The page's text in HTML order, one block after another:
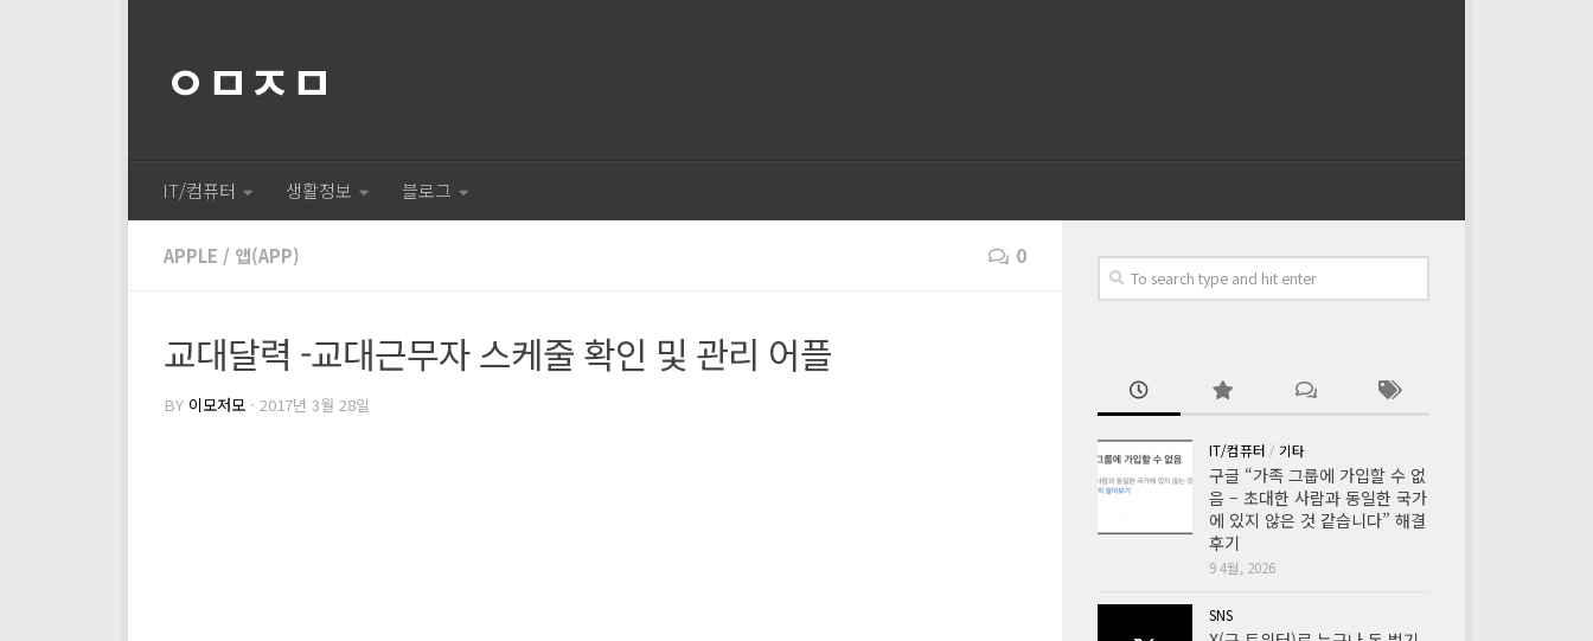
ㅇㅁㅈㅁ
IT/컴퓨터 생활정보 블로그
APPLE / 앱(APP) 0
교대달력 -교대근무자 스케줄 확인 및 관리 어플
BY 이모저모 · 2017년 3월 28일
IT/컴퓨터 / 기타
구글 “가족 그룹에 가입할 수 없
음 – 초대한 사람과 동일한 국가
에 있지 않은 것 같습니다” 해결
후기
9 4월, 2026
SNS